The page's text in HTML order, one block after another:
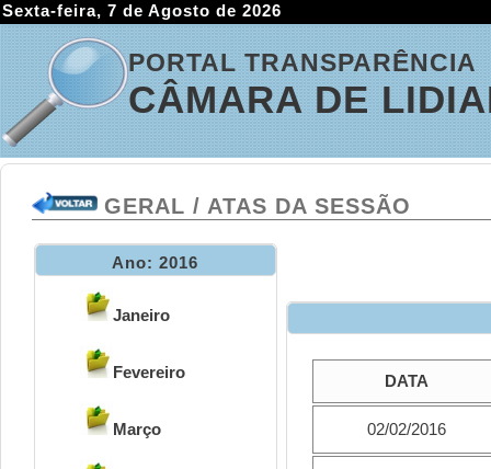
Sexta-feira, 7 de Agosto de 2026
PORTAL TRANSPARÊNCIA
CÂMARA DE
GERAL / ATAS DA SESSÃO
Ano: 2016
Janeiro
Fevereiro
Março
DATA
02/02/2016